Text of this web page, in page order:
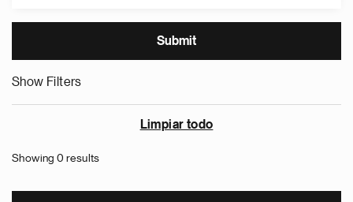
Show Filters
Limpiar todo
Showing 0 results